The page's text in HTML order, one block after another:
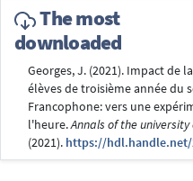
The most
downloaded
Georges, J. (2021). Impact de
élèves de troisième année du
Francophone: vers une
l'heure.Annals of the university
(2021). https://hdl.handle.net/